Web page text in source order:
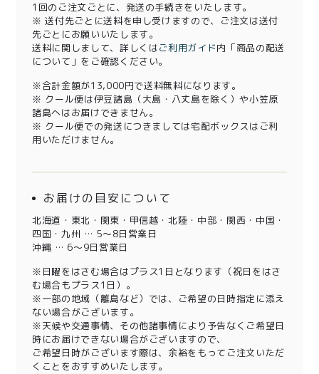
1回のご注文ごとに、発送の手続きをいたします。
※ 送付先ごとに送料を申し受けますので、ご注文は送付
先ごとにお願いいたします。
送料に関しまして、詳しくはご利用ガイド内「商品の配送
について」をご確認ください。
※合計金額が13,000円で送料無料になります。
※ クール便は伊豆諸島（大島・八丈島を除く）や小笠原
諸島へはお届けできません。
※ クール便での発送につきましては宅配ボックスはご利
用いただけません。
お届けの目安について
北海道・東北・関東・甲信越・北陸・中部・関西・中国・
四国・九州 … 5～8日営業日
沖縄 … 6～9日営業日
※日曜をはさむ場合はプラス1日となります（祝日をはさ
む場合もプラス1日）。
※一部の地域（離島など）では、ご希望の日時指定に添え
ない場合がございます。
※天候や交通事情、その他諸事情により予告なくご希望日
時にお届けできない場合がございますので、
ご希望日時がございます際は、余裕をもってご注文いただ
くことをおすすめいたします。